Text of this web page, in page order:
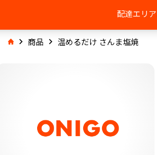
配達エリア
商品 温めるだけ さんま塩焼